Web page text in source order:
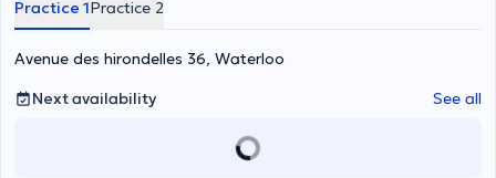
Practice 1Practice 2
Avenue des hirondelles 36, Waterloo
Next availability
See all